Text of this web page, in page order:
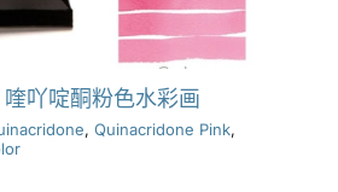
喹吖啶酮粉色水彩画
, Quinacridone Pink,